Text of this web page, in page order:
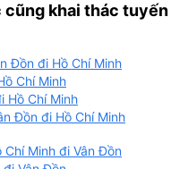
cũng khai thác tuyến
Đồn đi Hồ Chí Minh
Chí Minh
Hồ Chí Minh
Đồn đi Hồ Chí Minh
Chí Minh đi Vân Đồn